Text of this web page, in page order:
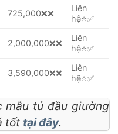
725,000❌❌
Liên
hệ⭐️✅
2,000,000❌❌
Liên
hệ⭐️✅
3,590,000❌❌
Liên
hệ⭐️✅
mẫu tủ đầu giường
tốt tại đây.